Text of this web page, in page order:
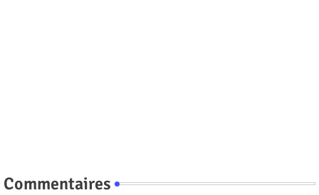
Commentaires